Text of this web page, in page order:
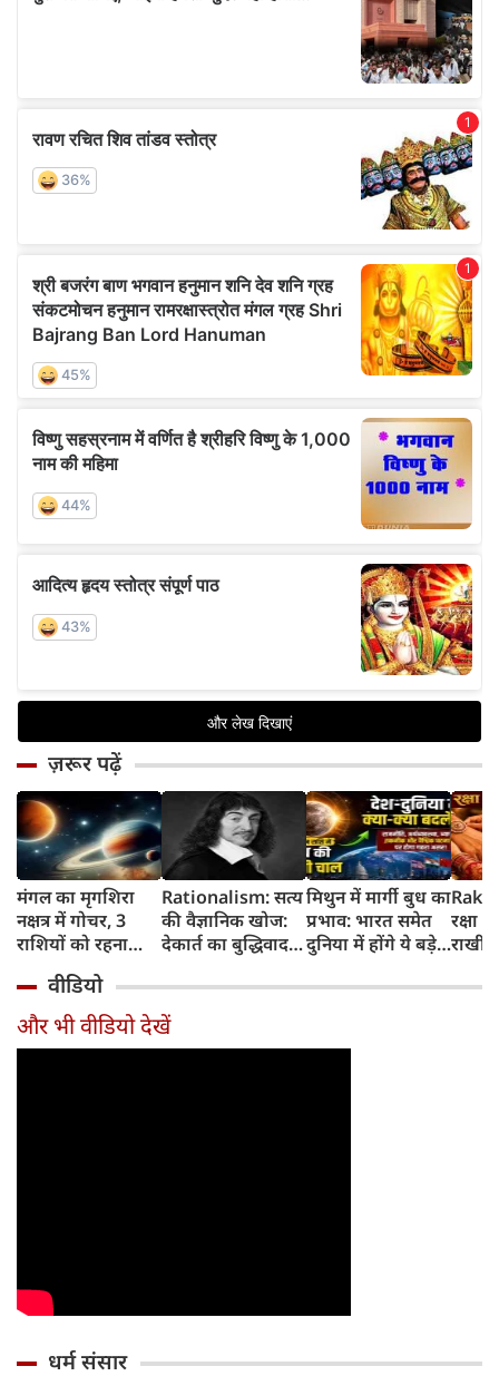
ज़रूर पढ़ें
मंगल का मृगशिरा
नक्षत्र में गोचर, 3
राशियों को रहना
सावधान
Rationalism: सत्य
की वैज्ञानिक खोज:
देकार्त का बुद्धिवाद
का जन्म
मिथुन में मार्गी बुध का
प्रभाव: भारत समेत
दुनिया में होंगे ये बड़े
रक्षा
राखी
वीडियो
और भी वीडियो देखें
धर्म संसार